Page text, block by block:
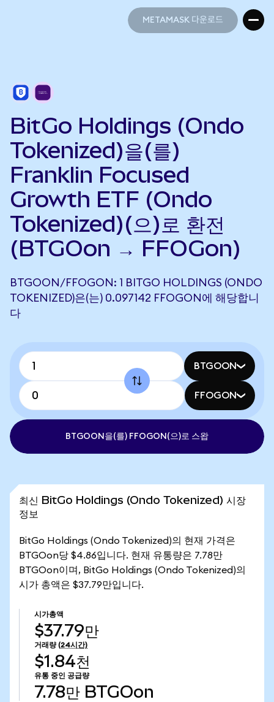
METAMASK 다운로드
BitGo Holdings (Ondo
Tokenized)을(를)
Franklin Focused
Growth ETF (Ondo
Tokenized)(으)로 환전
(BTGOon → FFOGon)
BTGOON/FFOGON: 1 BITGO HOLDINGS (ONDO
TOKENIZED)은(는) 0.097142 FFOGON에 해당합니
다
BTGOON
FFOGON
BTGOON을(를) FFOGON(으)로 스왑
최신 BitGo Holdings (Ondo Tokenized) 시장
정보
BitGo Holdings (Ondo Tokenized)의 현재 가격은
BTGOon당 $4.86입니다. 현재 유통량은 7.78만
BTGOon이며, BitGo Holdings (Ondo Tokenized)의
시가 총액은 $37.79만입니다.
시가총액
$37.79만
거래량 (24시간)
$1.84천
유통 중인 공급량
7.78만 BTGOon